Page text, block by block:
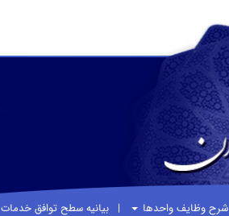
شرح وظایف واحدها
بیانیه سطح توافق خدمات